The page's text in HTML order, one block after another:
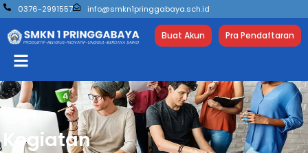
0376-2991557 info@smkn1pringgabaya.sch.id
Buat Akun Pra Pendaftaran
Kegiatan